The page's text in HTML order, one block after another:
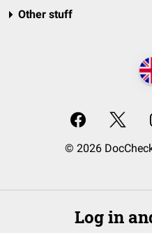
Other stuff
© 2026
Log in